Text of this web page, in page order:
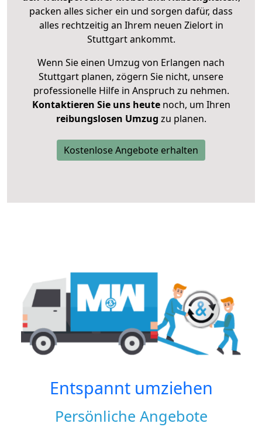
packen alles sicher ein und sorgen dafür, dass
alles rechtzeitig an Ihrem neuen Zielort in
Stuttgart ankommt.
Wenn Sie einen Umzug von Erlangen nach
Stuttgart planen, zögern Sie nicht, unsere
professionelle Hilfe in Anspruch zu nehmen.
Kontaktieren Sie uns heutenoch, um Ihren
reibungslosen Umzug zu planen.
Kostenlose Angebote erhalten
Entspannt umziehen
Persönliche Angebote